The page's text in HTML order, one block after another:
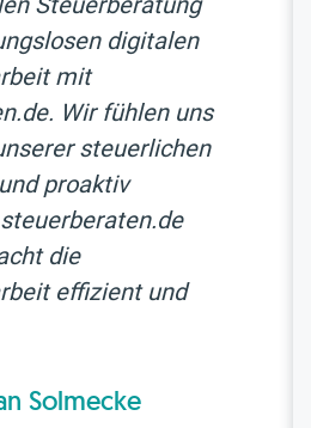
digitalen
mit
Wir fühlen uns
steuerlichen
proaktiv
die
effizient und
Solmecke